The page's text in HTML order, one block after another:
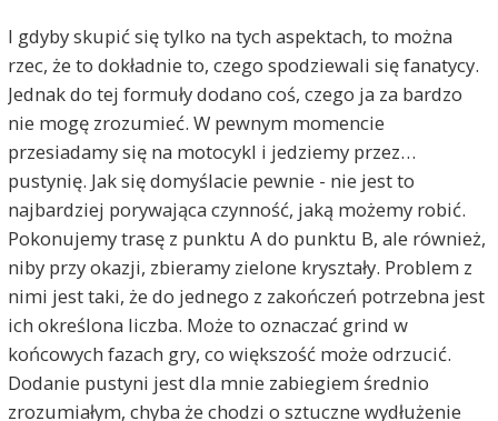
I gdyby skupić się tylko na tych aspektach, to można
rzec, że to dokładnie to, czego spodziewali się fanatycy.
Jednak do tej formuły dodano coś, czego ja za bardzo
nie mogę zrozumieć. W pewnym momencie
przesiadamy się na motocykl i jedziemy przez…
pustynię. Jak się domyślacie pewnie - nie jest to
najbardziej porywająca czynność, jaką możemy robić.
Pokonujemy trasę z punktu A do punktu B, ale również,
niby przy okazji, zbieramy zielone kryształy. Problem z
nimi jest taki, że do jednego z zakończeń potrzebna jest
ich określona liczba. Może to oznaczać grind w
końcowych fazach gry, co większość może odrzucić.
Dodanie pustyni jest dla mnie zabiegiem średnio
zrozumiałym, chyba że chodzi o sztuczne wydłużenie